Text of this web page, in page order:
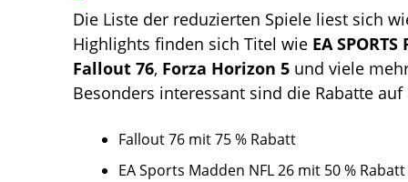
Die Liste der reduzierten Spiele liest sich
Highlights finden sich Titel wie EA SPORTS
Fallout 76, Forza Horizon 5 und viele
Besonders interessant sind die Rabatte
Fallout 76 mit 75 % Rabatt
EA Sports Madden NFL 26 mit 50 % Rabatt